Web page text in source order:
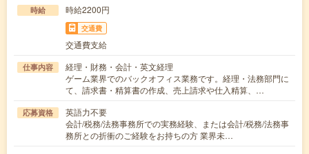
時給 時給2200円
交通費
交通費支給
仕事内容
経理・財務・会計・英文経理
ゲーム業界でのバックオフィス業務です。経理・法務部門に
て、請求書・精算書の作成、売上請求や仕入精算、…
応募資格
英語力不要
会計/税務/法務事務所での実務経験、または会計/税務/法務事
務所との折衝のご経験をお持ちの方 業界未…